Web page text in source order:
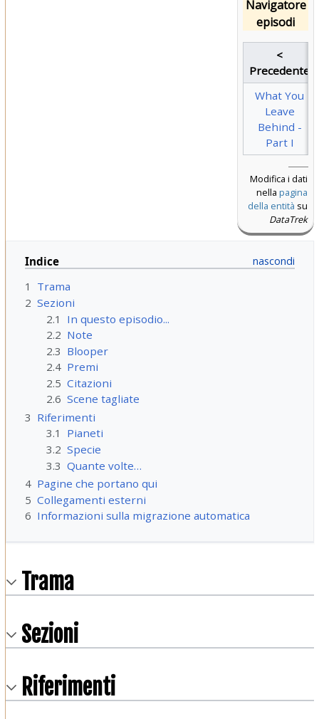
Navigatore
episodi
<
Precedente
What You
Leave
Behind -
Part I
Modifica i dati
nella pagina
della entità su
DataTrek
Indice
1
Trama
2 Sezioni
2.1
In questo episodio...
2.2 Note
2.3 Blooper
2.4 Premi
2.5 Citazioni
2.6 Scene tagliate
3 Riferimenti
3.1
Pianeti
3.2 Specie
3.3 Quante volte…
4 Pagine che portano qui
5 Collegamenti esterni
6 Informazioni sulla migrazione automatica
Trama
Sezioni
Riferimenti